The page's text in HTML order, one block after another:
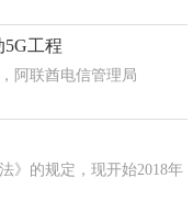
5G工程
阿联酋电信管理局
》的规定，现开始2018年